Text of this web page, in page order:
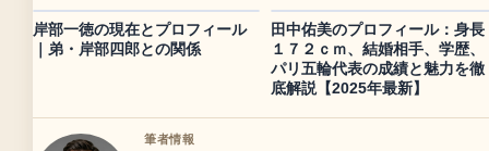
岸部一徳の現在とプロフィール
｜弟・岸部四郎との関係
田中佑美のプロフィール：身長
１７２ｃｍ、結婚相手、学歴、
パリ五輪代表の成績と魅力を徹
底解説【2025年最新】
筆者情報